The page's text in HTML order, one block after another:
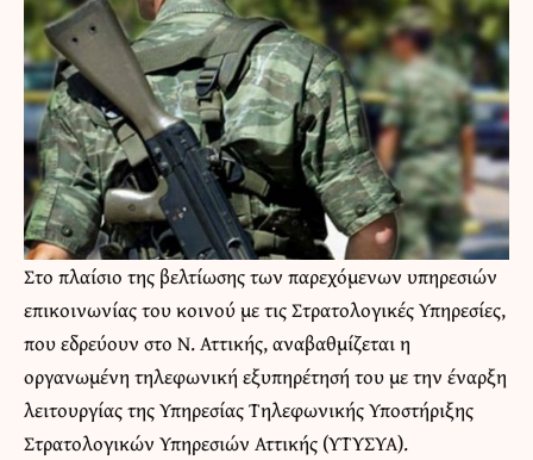
Στο πλαίσιο της βελτίωσης των παρεχόμενων υπηρεσιών
επικοινωνίας του κοινού με τις Στρατολογικές Υπηρεσίες,
που εδρεύουν στο Ν. Αττικής, αναβαθμίζεται η
οργανωμένη τηλεφωνική εξυπηρέτησή του με την έναρξη
λειτουργίας της Υπηρεσίας Τηλεφωνικής Υποστήριξης
Στρατολογικών Υπηρεσιών Αττικής (ΥΤΥΣΥΑ).